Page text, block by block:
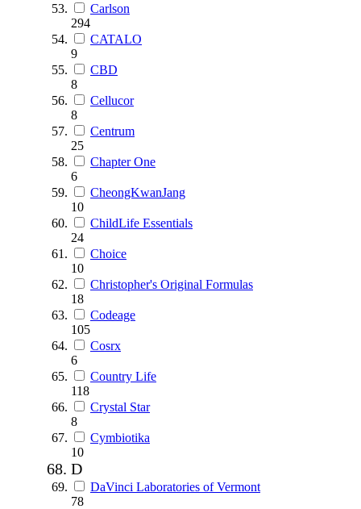
Carlson
294
CATALO
9
CBD
8
Cellucor
8
Centrum
25
Chapter One
6
CheongKwanJang
10
ChildLife Essentials
24
Choice
10
Christopher's Original Formulas
18
Codeage
105
Cosrx
6
Country Life
118
Crystal Star
8
Cymbiotika
10
D
DaVinci Laboratories of Vermont
78